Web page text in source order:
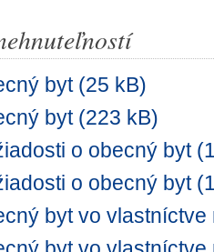
byt (25 kB)
byt (223 kB)
o obecný byt
o obecný byt
byt vo vlastníctve